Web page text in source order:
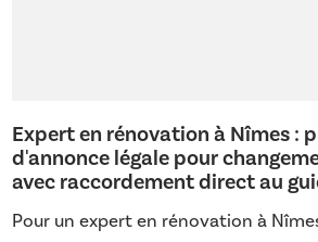
Expert en rénovation à Nîmes :
d'annonce légale pour
avec raccordement direct au
Pour un expert en rénovation à